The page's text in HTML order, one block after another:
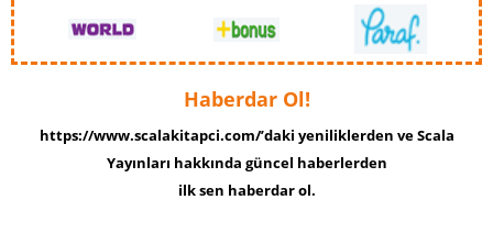
Haberdar Ol!
https://www.scalakitapci.com/’daki yeniliklerden ve Scala
Yayınları hakkında güncel haberlerden
ilk sen haberdar ol.